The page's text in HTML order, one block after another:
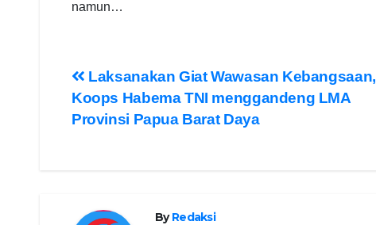
namun…
Post
navigation
Laksanakan Giat Wawasan Kebangsaan,
Koops Habema TNI menggandeng LMA
Provinsi Papua Barat Daya
ByRedaksi